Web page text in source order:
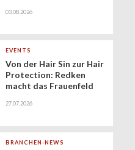
Zukunft der
(Minijobs)
03.08.2026
EVENTS
Von der Hair Sin zur Hair
Protection: Redken
macht das Frauenfeld
gesundes Haar
27.07.2026
BRANCHEN-NEWS